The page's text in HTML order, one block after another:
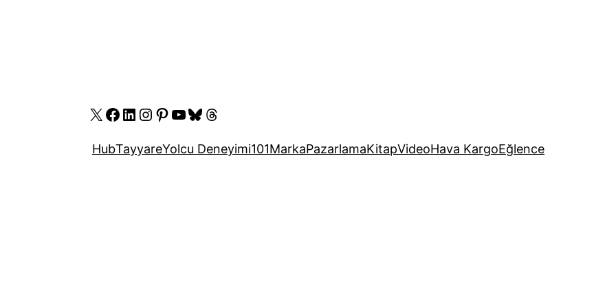
X Facebook
LinkedIn
Instagram
Pinterest
YouTube
Bluesky
Threads
HubTayyareYolcu Deneyimi101MarkaPazarlamaKitapVideoHava KargoEğlence